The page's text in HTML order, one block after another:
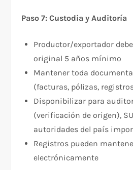
Paso 7: Custodia y Auditoría
Productor/exportador
original 5 años mínimo
Mantener toda
(facturas, pólizas,
Disponibilizar para
(verificación de origen),
autoridades del país
Registros pueden
electrónicamente​